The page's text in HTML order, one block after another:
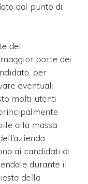
dal punto di
del
parte dei
per
eventuali
molti utenti
alla massa.
ai candidati di
durante il
della